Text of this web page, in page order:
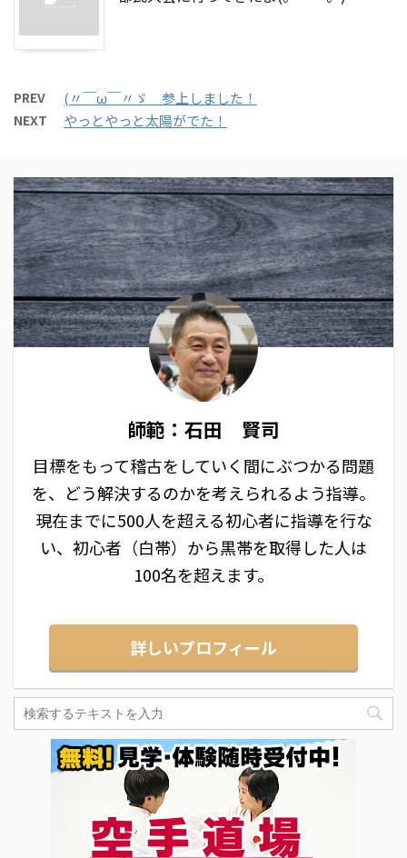
PREV (〃￣ω￣〃ゞ 参上しました！
NEXT やっとやっと太陽がでた！
師範：石田 賢司
目標をもって稽古をしていく間にぶつかる問題
を、どう解決するのかを考えられるよう指導。
現在までに500人を超える初心者に指導を行な
い、初心者（白帯）から黒帯を取得した人は
100名を超えます。
詳しいプロフィール